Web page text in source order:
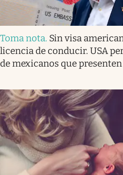
Toma nota. Sin visa
licencia de conducir. USA
de mexicanos que